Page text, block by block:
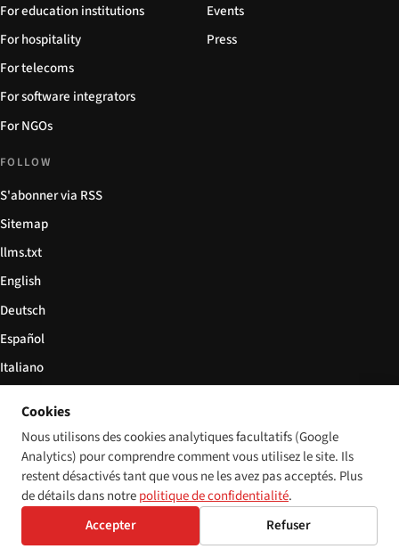
For education institutions
For hospitality
For telecoms
For software integrators
For NGOs
Events
Press
FOLLOW
S'abonner via RSS
Sitemap
llms.txt
English
Deutsch
Español
Italiano
© 2026 Disability World. Tous droits réservés. Cookie settings
DeutschEspañol 简体中文Polski
Cookies
Nous utilisons des cookies analytiques facultatifs (Google
Analytics) pour comprendre comment vous utilisez le site. Ils
restent désactivés tant que vous ne les avez pas acceptés. Plus
de détails dans notrepolitique de confidentialité.
Accepter
Refuser